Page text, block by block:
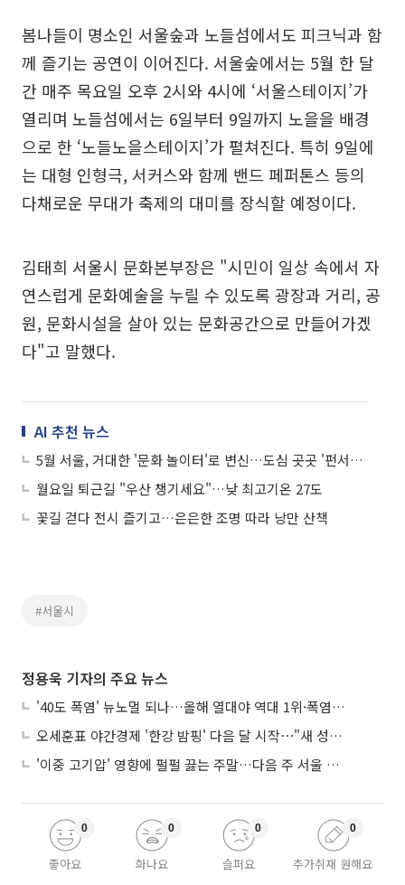
봄나들이 명소인 서울숲과 노들섬에서도 피크닉과 함
께 즐기는 공연이 이어진다. 서울숲에서는 5월 한 달
간 매주 목요일 오후 2시와 4시에 ‘서울스테이지’가
열리며 노들섬에서는 6일부터 9일까지 노을을 배경
으로 한 ‘노들노을스테이지’가 펼쳐진다. 특히 9일에
는 대형 인형극, 서커스와 함께 밴드 페퍼톤스 등의
다채로운 무대가 축제의 대미를 장식할 예정이다.
김태희 서울시 문화본부장은 "시민이 일상 속에서 자
연스럽게 문화예술을 누릴 수 있도록 광장과 거리, 공
원, 문화시설을 살아 있는 문화공간으로 만들어가겠
다"고 말했다.
AI 추천 뉴스
5월 서울, 거대한 '문화 놀이터'로 변신…도심 곳곳 '펀서울' 프로그램 가득
월요일 퇴근길 "우산 챙기세요"…낮 최고기온 27도
꽃길 걷다 전시 즐기고…은은한 조명 따라 낭만 산책
#서울시
정용욱 기자의 주요 뉴스
'40도 폭염' 뉴노멀 되나…올해 열대야 역대 1위·폭염일수 평년 3배 넘어
오세훈표 야간경제 '한강 밤핑' 다음 달 시작⋯"새 성장동력 만들 것"
'이중 고기압' 영향에 펄펄 끓는 주말…다음 주 서울 포함 서쪽이 더 덥다
좋아요
0
화나요
0
슬퍼요
0
추가취재 원해요
0